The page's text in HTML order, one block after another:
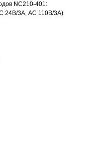
NC210-401:
24В/3А, AC 110В/3А)